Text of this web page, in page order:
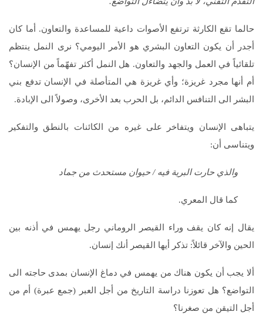
حالما تقع الكارثة ترتفع الأصوات داعية للمساعدة والتعاون. أما كان
أجدر أن يكون التعاون البشري هو الأمر اليومي؟ نرى النمل ينتظم
تلقائياً في العمل والجهد والتعاون. هل النمل أكثر تفهّماً من الإنسان؟
أم أنها مجرد غريزة؛ وأي غريزة هي المتأصلة في الإنسان تدفع بني
البشر الى التنافس الدائم، بل الحرب بعد الأخرى، وصولاً الى الإبادة.
يتباهى الإنسان ويتفاخر على غيره من الكائنات بالنطق والتفكير
ويتناسى أن:
والذي حارت البرية فيه / حيوان مستحدث من جماد
كما قال المعري.
يقال إنه كان يقف وراء القيصر الروماني رجل يهمس في أذنه بين
الحين والآخر قائلاً: تذكر أيها القيصر أنك إنسان.
ألا يجب أن يكون هناك من يهمس في دماغ الإنسان بمدى حاجته الى
التواضع؟ هل تعوزنا دراسة التاريخ من أجل العبر (جمع عبرة) أم من
أجل التيقن من صغرنا؟